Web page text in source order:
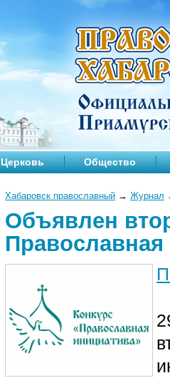
Церковь Общество
Хабаровск православный → Журнал
Объявлен
Православная